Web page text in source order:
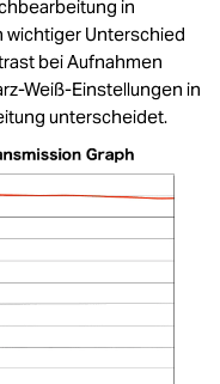
in
wichtiger Unterschied
bei Aufnahmen
Weiß-Einstellungen in
unterscheidet.